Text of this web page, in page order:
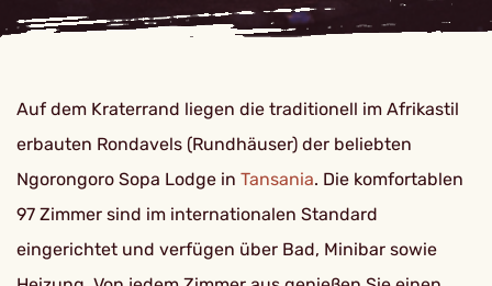
Auf dem Kraterrand liegen die traditionell im Afrikastil
erbauten Rondavels (Rundhäuser) der beliebten
Ngorongoro Sopa Lodge in Tansania. Die komfortablen
97 Zimmer sind im internationalen Standard
eingerichtet und verfügen über Bad, Minibar sowie